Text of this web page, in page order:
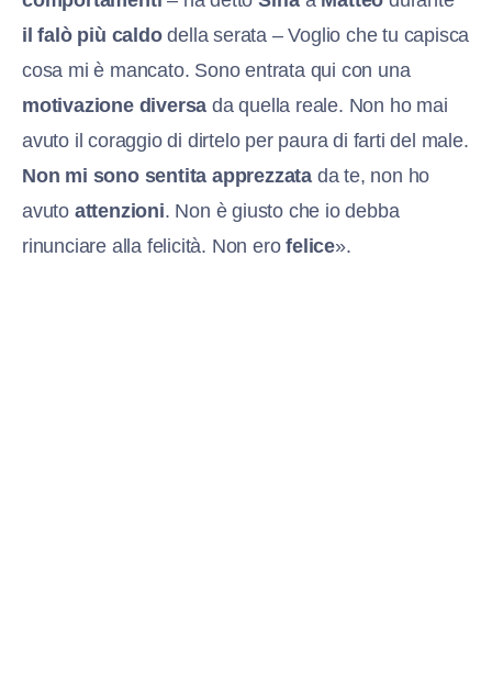
il falò più caldodella serata – Voglio che tu capisca
cosa mi è mancato. Sono entrata qui con una
motivazione diversa da quella reale. Non ho mai
avuto il coraggio di dirtelo per paura di farti del male.
Non mi sono sentita apprezzata da te, non ho
avuto attenzioni. Non è giusto che io debba
rinunciare alla felicità. Non erofelice».